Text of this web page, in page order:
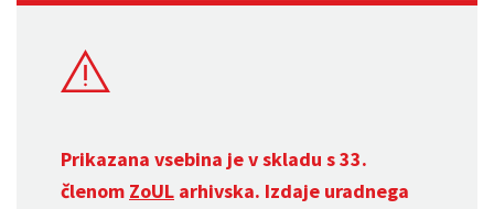
Prikazana vsebina je v skladu s 33.
členom ZoUL arhivska. Izdaje uradnega